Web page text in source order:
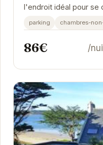
l'endroit idéal pour se
beauté de la
modernes et...
parking chambres-
86€ /